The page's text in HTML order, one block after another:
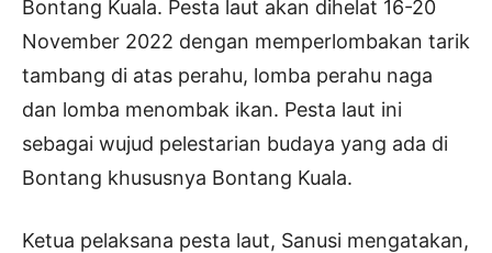
Bontang Kuala. Pesta laut akan dihelat 16-20
November 2022 dengan memperlombakan tarik
tambang di atas perahu, lomba perahu naga
dan lomba menombak ikan. Pesta laut ini
sebagai wujud pelestarian budaya yang ada di
Bontang khususnya Bontang Kuala.
Ketua pelaksana pesta laut, Sanusi mengatakan,